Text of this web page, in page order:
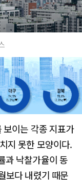
보이는 각종 지표가
지 못한 모양이다.
과 낙찰가율이 동
보다 내렸기 때문